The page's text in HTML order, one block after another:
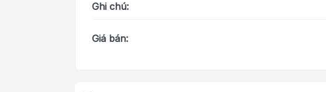
Ghi chú:
Giá bán: